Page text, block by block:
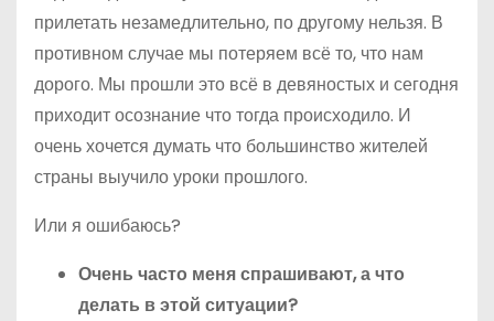
прилетать незамедлительно, по другому нельзя. В
противном случае мы потеряем всё то, что нам
дорого. Мы прошли это всё в девяностых и сегодня
приходит осознание что тогда происходило. И
очень хочется думать что большинство жителей
страны выучило уроки прошлого.
Или я ошибаюсь?
Очень часто меня спрашивают, а что
делать в этой ситуации?